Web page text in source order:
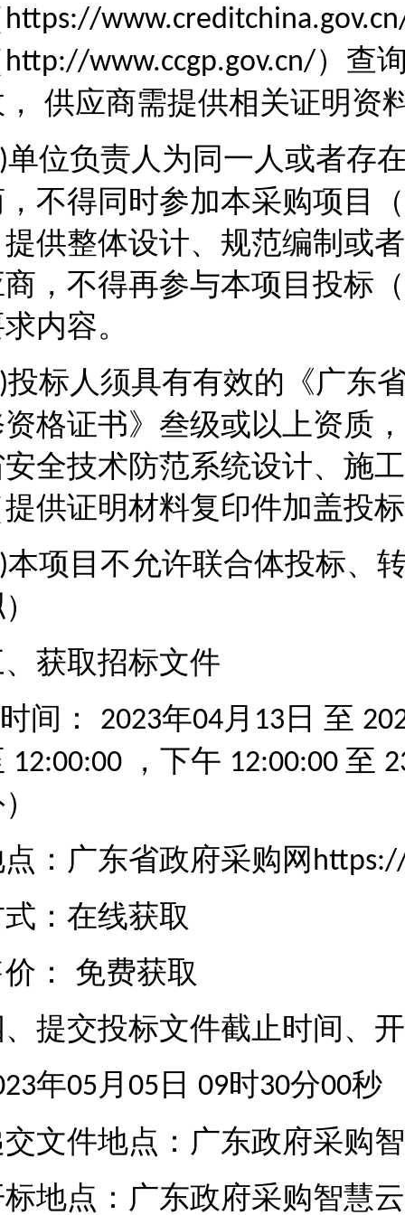
https://
http://www.ccgp.gov.cn/）查
供应商需提供相关证明资
单位负责人为同一人或者存
不得同时参加本采购项目
供整体设计、规范编制或
，不得再参与本项目投标
内容。
投标人须具有有效的《广东
格证书》叁级或以上资质
全技术防范系统设计、施
供证明材料复印件加盖投
本项目不允许联合体投标、
获取招标文件
时间：
2023年04月 13 日 至
12:00:00 ，下午 12:00:00 至
：广东省政府采购网
：在线获取
：
免费获取
提交投标文件截止时间、
年05 月 05 日 09时30分00秒
文件地点：广东政府采购
地点：广东政府采购智慧